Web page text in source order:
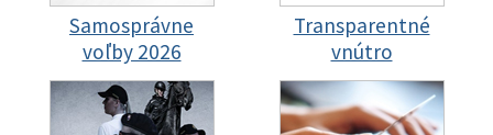
Samosprávne
voľby 2026
Transparentné
vnútro